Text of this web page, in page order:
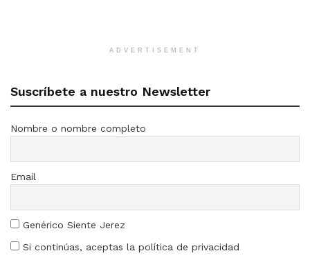
ADVERTISEMENT
Suscríbete a nuestro Newsletter
Nombre o nombre completo
Email
Genérico Siente Jerez
Si continúas, aceptas la política de privacidad